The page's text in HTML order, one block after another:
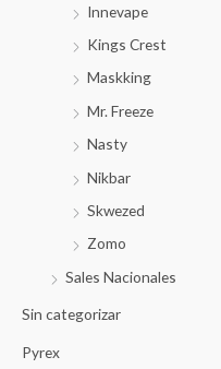
Innevape
Kings Crest
Maskking
Mr. Freeze
Nasty
Nikbar
Skwezed
Zomo
Sales Nacionales
Sin categorizar
Pyrex